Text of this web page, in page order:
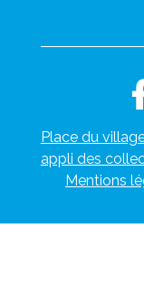
Place du
appli des
Mentions